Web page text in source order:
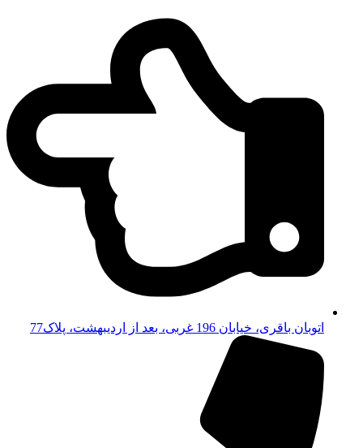
اتوبان باقری، خیابان 196 غربی، بعد از اردیبهشت، پلاک77